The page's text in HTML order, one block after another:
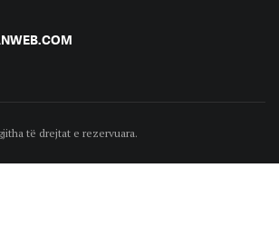
të drejtat e rezervuara.